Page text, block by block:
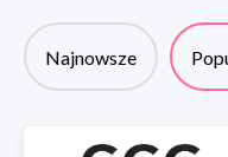
Najnowsze